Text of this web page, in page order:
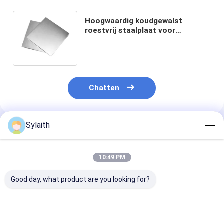
Hoogwaardig koudgewalst
roestvrij staalplaat voor
Chatten
Geadviseerde Producten
Sylaith
10:49 PM
Good day, what product are you looking for?